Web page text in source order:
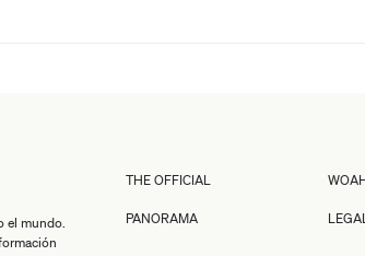
el mundo.
THE OFFICIAL
PANORAMA